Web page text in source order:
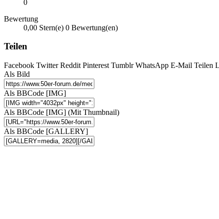
0
Bewertung
0,00 Stern(e) 0 Bewertung(en)
Teilen
Facebook Twitter Reddit Pinterest Tumblr WhatsApp E-Mail Teilen
Als Bild
Als BBCode [IMG]
Als BBCode [IMG] (Mit Thumbnail)
Als BBCode [GALLERY]